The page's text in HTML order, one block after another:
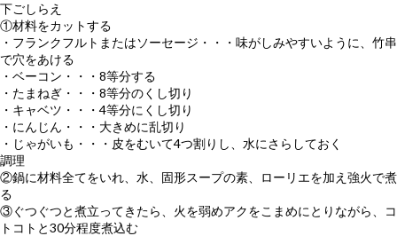
下ごしらえ
①材料をカットする
・フランクフルトまたはソーセージ・・・味がしみやすいように、竹串
で穴をあける
・ベーコン・・・8等分する
・たまねぎ・・・8等分のくし切り
・キャベツ・・・4等分にくし切り
・にんじん・・・大きめに乱切り
・じゃがいも・・・皮をむいて4つ割りし、水にさらしておく
調理
②鍋に材料全てをいれ、水、固形スープの素、ローリエを加え強火で煮
る
③ぐつぐつと煮立ってきたら、火を弱めアクをこまめにとりながら、コ
トコトと30分程度煮込む